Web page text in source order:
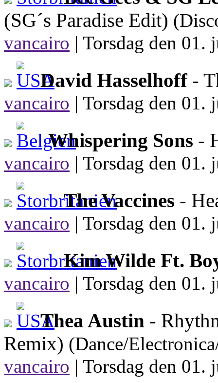
(SG´s Paradise Edit)
vancairo | Torsdag den
David Hasselhoff -
vancairo | Torsdag den
Whispering Sons -
vancairo | Torsdag den
The Vaccines -
vancairo | Torsdag den
Kim Wilde Ft.
vancairo | Torsdag den
Thea Austin -
Remix) (Dance/
vancairo | Torsdag den